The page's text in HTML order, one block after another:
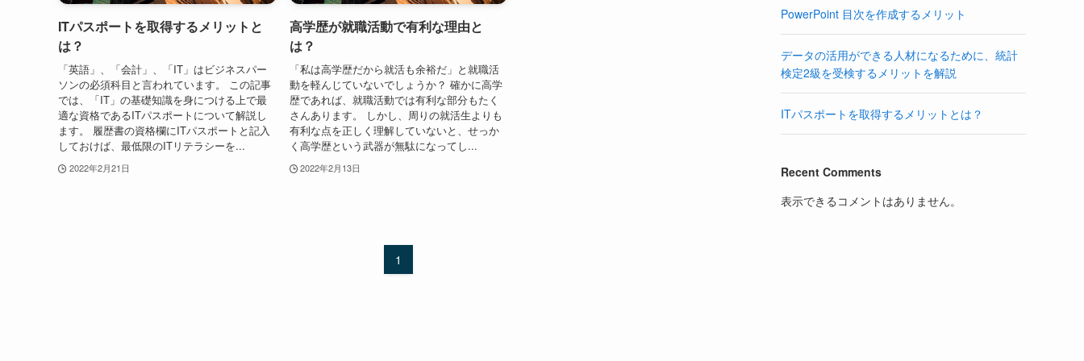
ITパスポートを取得するメリットと
は？
「英語」、「会計」、「IT」はビジネスパー
ソンの必須科目と言われています。 この記事
では、「IT」の基礎知識を身につける上で最
適な資格であるITパスポートについて解説し
ます。 履歴書の資格欄にITパスポートと記入
しておけば、最低限のITリテラシーを...
2022年2月21日
高学歴が就職活動で有利な理由と
は？
「私は高学歴だから就活も余裕だ」と就職活
動を軽んじていないでしょうか？ 確かに高学
歴であれば、就職活動では有利な部分もたく
さんあります。 しかし、周りの就活生よりも
有利な点を正しく理解していないと、せっか
く高学歴という武器が無駄になってし...
2022年2月13日
1
PowerPoint 目次を作成するメリット
データの活用ができる人材になるために、統計
検定2級を受検するメリットを解説
ITパスポートを取得するメリットとは？
Recent Comments
表示できるコメントはありません。